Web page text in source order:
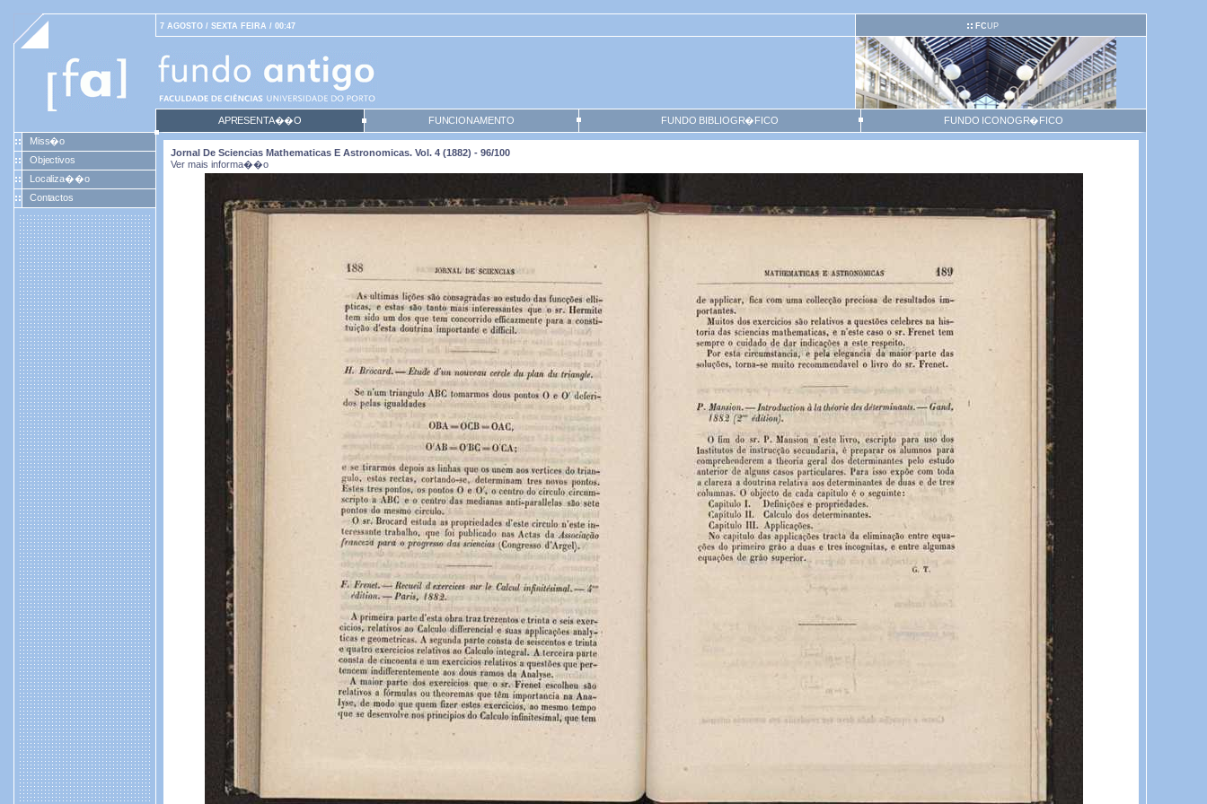
7 AGOSTO / SEXTA FEIRA / 00:47 FCUP
APRESENTA��O FUNCIONAMENTO FUNDO BIBLIOGR�FICO
FUNDO ICONOGR�FICO
Miss�o
Objectivos
Localiza��o
Contactos
Jornal De Sciencias Mathematicas E Astronomicas. Vol. 4 (1882) - 96/100
Ver mais informa��o